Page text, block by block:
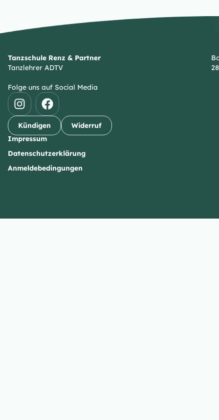
Tanzschule Renz & Partner
Tanzlehrer ADTV
Folge uns auf Social Media
Kündigen
Widerruf
Impressum
Datenschutzerklärung
Anmeldebedingungen